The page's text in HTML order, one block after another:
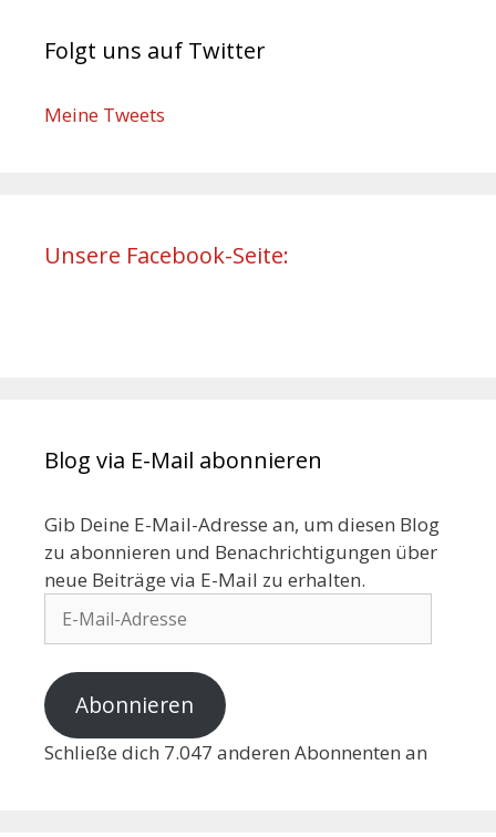
Folgt uns auf Twitter
Meine Tweets
Unsere Facebook-Seite:
Blog via E-Mail abonnieren
Gib Deine E-Mail-Adresse an, um diesen Blog
zu abonnieren und Benachrichtigungen über
neue Beiträge via E-Mail zu erhalten.
Abonnieren
Schließe dich 7.047 anderen Abonnenten an